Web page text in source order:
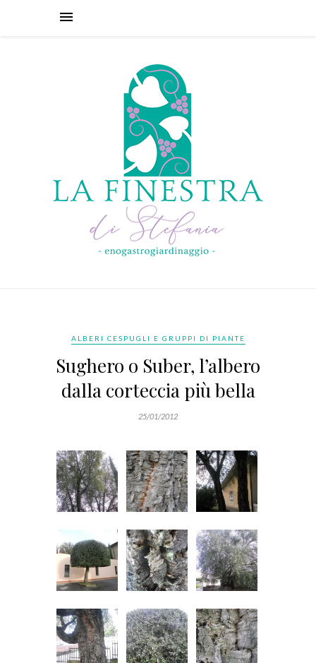
ALBERI CESPUGLI E GRUPPI DI PIANTE
Sughero o Suber, l’albero
dalla corteccia più bella
25/01/2012